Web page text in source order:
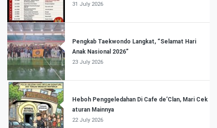
31 July 2026
Pengkab Taekwondo Langkat, “Selamat Hari
Anak Nasional 2026”
23 July 2026
Heboh Penggeledahan Di Cafe de’Clan, Mari Cek
aturan Mainnya
22 July 2026